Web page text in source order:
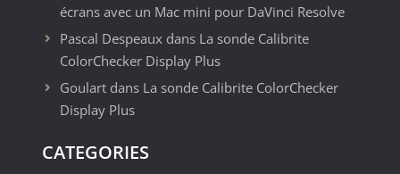
écrans avec un Mac mini pour DaVinci Resolve
Pascal Despeauxdans La sonde Calibrite
ColorChecker Display Plus
Goulartdans La sonde Calibrite ColorChecker
Display Plus
CATEGORIES